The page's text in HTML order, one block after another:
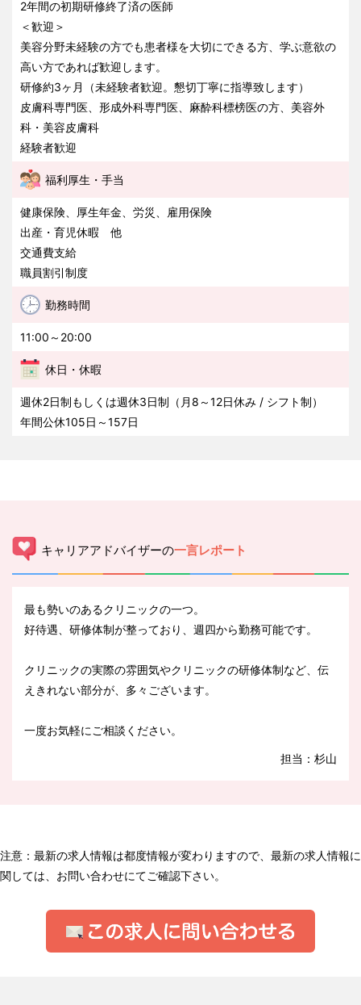
2年間の初期研修終了済の医師
＜歓迎＞
美容分野未経験の方でも患者様を大切にできる方、学ぶ意欲の
高い方であれば歓迎します。
研修約3ヶ月（未経験者歓迎。懇切丁寧に指導致します）
皮膚科専門医、形成外科専門医、麻酔科標榜医の方、美容外
科・美容皮膚科
経験者歓迎
福利厚生・手当
健康保険、厚生年金、労災、雇用保険
出産・育児休暇 他
交通費支給
職員割引制度
勤務時間
11:00～20:00
休日・休暇
週休2日制もしくは週休3日制（月8～12日休み / シフト制）
年間公休105日～157日
キャリアアドバイザーの一言レポート
最も勢いのあるクリニックの一つ。
好待遇、研修体制が整っており、週四から勤務可能です。
クリニックの実際の雰囲気やクリニックの研修体制など、伝
えきれない部分が、多々ございます。
一度お気軽にご相談ください。
担当：杉山
注意：最新の求人情報は都度情報が変わりますので、最新の求人情報に
関しては、お問い合わせにてご確認下さい。